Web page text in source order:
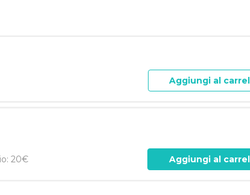
Aggiungi al
20€ Aggiungi al